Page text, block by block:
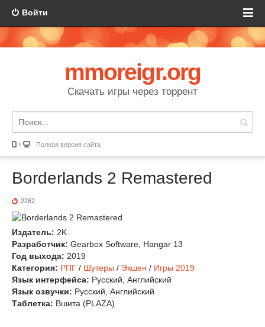
Войти
mmoreigr.org
Скачать игры через торрент
Полная версия сайта
Borderlands 2 Remastered
2262
Издатель: 2K
Разработчик: Gearbox Software, Hangar 13
Год выхода: 2019
Категория: РПГ / Шутеры / Экшен / Игры 2019
Язык интерфейса: Русский, Английский
Язык озвучки: Русский, Английский
Таблетка: Вшита (PLAZA)